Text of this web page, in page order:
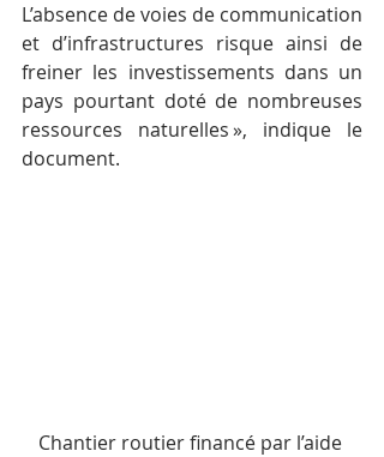
L’absence de voies de communication
et d’infrastructures risque ainsi de
freiner les investissements dans un
pays pourtant doté de nombreuses
ressources naturelles », indique le
document.
Chantier routier financé par l’aide